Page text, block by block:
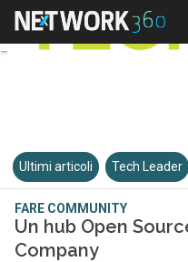
Ultimi articoli Tech Leader
FARE COMMUNITY
Un hub Open
Company